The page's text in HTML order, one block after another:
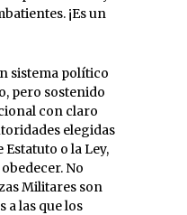
¡Es un
sistema político
pero sostenido
con claro
elegidas
o la Ley,
No
Militares son
a las que los